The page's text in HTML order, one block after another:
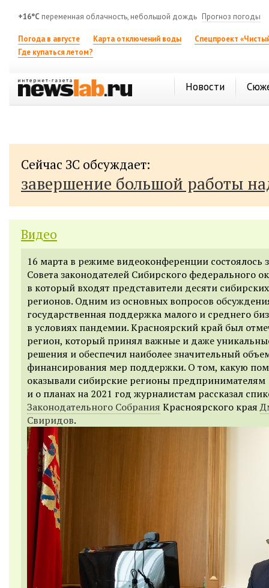
+16°C переменная облачность, небольшой дождь Прогноз погоды
Погода в августе Карта отключений воды
Спецпроект
Где купаться летом?
Новости
Сейчас ЗС обсуждает:
завершение большой работы
Видео
16 марта в режиме видеоконференции состоялось
Совета законодателей Сибирского федерального
в который входят представители десяти сибирских
регионов. Одним из основных вопросов
государственная поддержка малого и среднего
в условиях пандемии. Красноярский край был
регион, который принял важные и даже
решения и обеспечил наиболее значительный
финансирования мер поддержки. О том, какую
оказывали сибирские регионы предпринимателям
и о планах на 2021 год журналистам рассказал
Законодательного Собрания Красноярского края
Свиридов.